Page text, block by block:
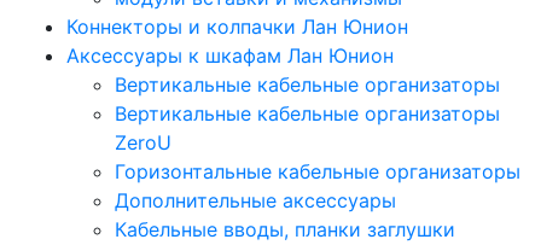
Коннекторы и колпачки Лан Юнион
Аксессуары к шкафам Лан Юнион
Вертикальные кабельные организаторы
Вертикальные кабельные организаторы
ZeroU
Горизонтальные кабельные организаторы
Дополнительные аксессуары
Кабельные вводы, планки заглушки